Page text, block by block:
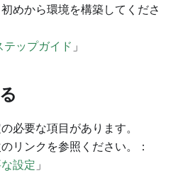
めから環境を構築してくださ
ップガイド 」
必要な項目があります。
リンクを参照ください。：
設定 」